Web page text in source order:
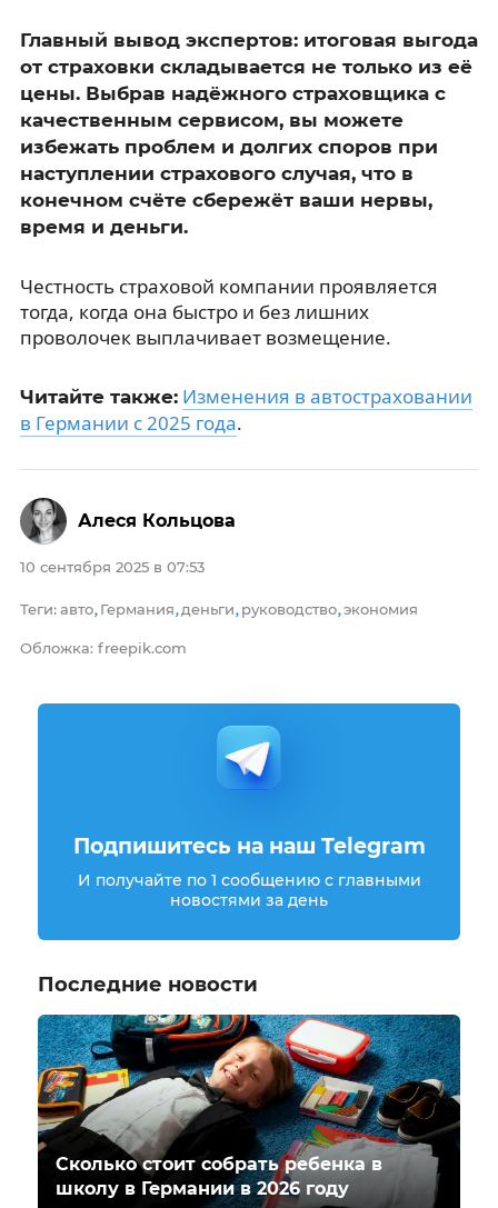
Главный вывод экспертов: итоговая выгода
от страховки складывается не только из её
цены. Выбрав надёжного страховщика с
качественным сервисом, вы можете
избежать проблем и долгих споров при
наступлении страхового случая, что в
конечном счёте сбережёт ваши нервы,
время и деньги.
Честность страховой компании проявляется
тогда, когда она быстро и без лишних
проволочек выплачивает возмещение.
Читайте также: Изменения в автостраховании
в Германии с 2025 года.
10 сентября 2025 в 07:53
Теги: авто, Германия, деньги, руководство,экономия
Обложка: freepik.com
Алеся Кольцова
Подпишитесь на наш Telegram
И получайте по 1 сообщению с главными
новостями за день
Последние новости
Сколько стоит собрать ребенка в
школу в Германии в 2026 году